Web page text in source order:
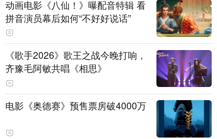
动画电影《八仙！》曝配音特辑 看
拼音演员幕后如何“不好好说话”
《歌手2026》歌王之战今晚打响，
齐豫毛阿敏共唱《相思》
电影《奥德赛》预售票房破4000万